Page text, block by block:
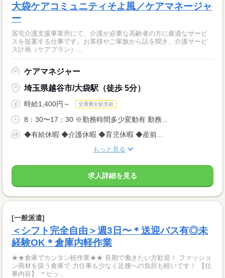
大袋ケアコミュニティそよ風／ケアマネージャ
ー
居宅介護支援事業所にて、介護が必要な高齢者の方に最適なサービ
スを提案する仕事です。お客様やご家族から話を聞き、介護サービ
ス計画（ケアプラン）...
ケアマネジャー
埼玉県越谷市/大袋駅（徒歩 5分）
時給1,400円～ 交通費全額支給
8：30〜17：30 ※勤務時間多少変動有 勤務...
◆有給休暇 ◆介護休暇 ◆育児休暇 ◆産前...
もっと見る
求人詳細を見る
[一般派遣]
＜シフト完全自由＞週3日〜＊送迎バス有◎未
経験OK＊倉庫内軽作業
★★倉庫でカンタン軽作業★★ 長期で働きたい方歓迎！ ファッショ
ン商材を扱う倉庫で 力仕事も少なく足腰への負担も軽いです！ 【仕
事内容】 ＊ピッ...